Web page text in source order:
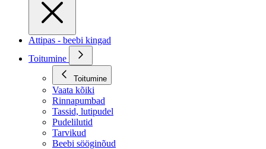
Attipas - beebi kingad
Toitumine
Toitumine
Vaata kõiki
Rinnapumbad
Tassid, lutipudel
Pudelilutid
Tarvikud
Beebi sööginõud